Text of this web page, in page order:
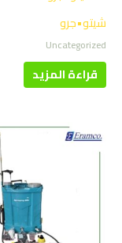
شيتو•جرو
Uncategorized
قراءة المزيد